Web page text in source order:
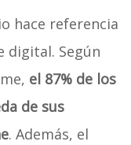
hace referencia
digital. Según
el 87% de los
de sus
. Además, el